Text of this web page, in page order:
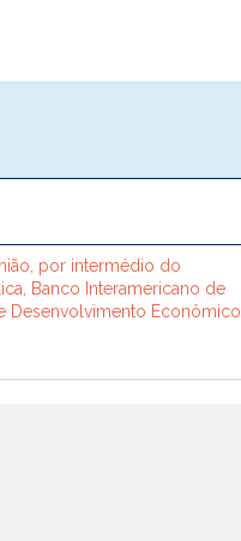
por intermédio do
Banco Interamericano de
Desenvolvimento Econômico